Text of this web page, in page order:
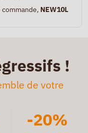
NEW10L
!
de votre
-20%